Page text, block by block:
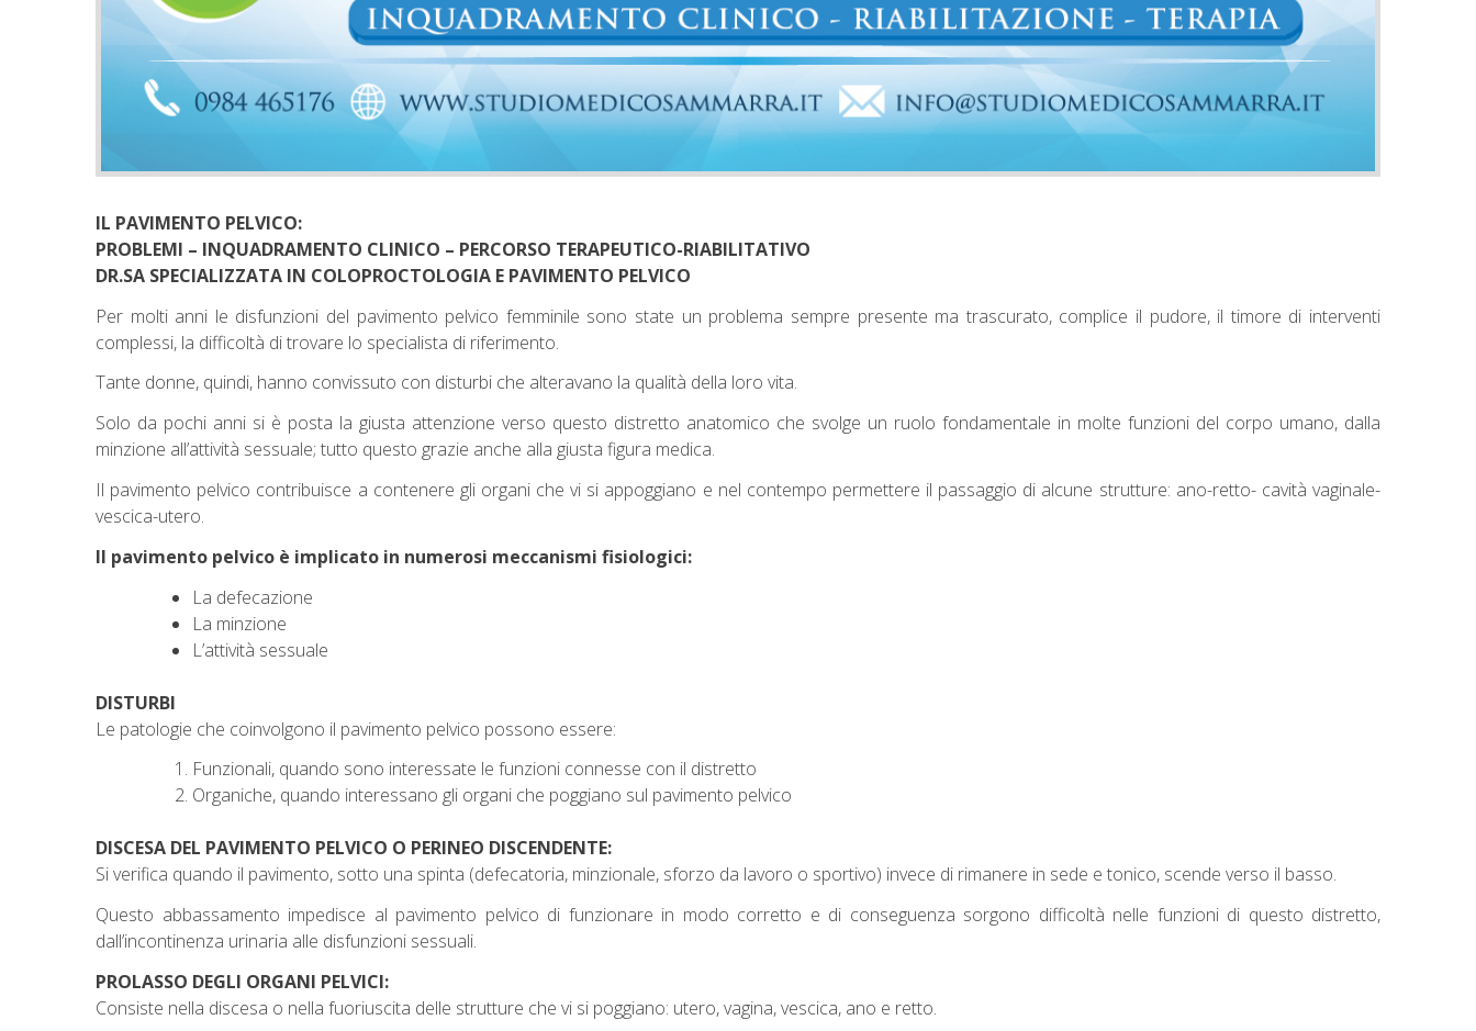
IL PAVIMENTO PELVICO:
PROBLEMI – INQUADRAMENTO CLINICO – PERCORSO TERAPEUTICO-RIABILITATIVO
DR.SA SPECIALIZZATA IN COLOPROCTOLOGIA E PAVIMENTO PELVICO
Per molti anni le disfunzioni del pavimento pelvico femminile sono state un problema sempre presente ma trascurato, complice il pudore, il timore di interventi
complessi, la difficoltà di trovare lo specialista di riferimento.
Tante donne, quindi, hanno convissuto con disturbi che alteravano la qualità della loro vita.
Solo da pochi anni si è posta la giusta attenzione verso questo distretto anatomico che svolge un ruolo fondamentale in molte funzioni del corpo umano, dalla
minzione all’attività sessuale; tutto questo grazie anche alla giusta figura medica.
Il pavimento pelvico contribuisce a contenere gli organi che vi si appoggiano e nel contempo permettere il passaggio di alcune strutture: ano-retto- cavità vaginale-
vescica-utero.
Il pavimento pelvico è implicato in numerosi meccanismi fisiologici:
La defecazione
La minzione
L’attività sessuale
DISTURBI
Le patologie che coinvolgono il pavimento pelvico possono essere:
Funzionali, quando sono interessate le funzioni connesse con il distretto
Organiche, quando interessano gli organi che poggiano sul pavimento pelvico
DISCESA DEL PAVIMENTO PELVICO O PERINEO DISCENDENTE:
Si verifica quando il pavimento, sotto una spinta (defecatoria, minzionale, sforzo da lavoro o sportivo) invece di rimanere in sede e tonico, scende verso il basso.
Questo abbassamento impedisce al pavimento pelvico di funzionare in modo corretto e di conseguenza sorgono difficoltà nelle funzioni di questo distretto,
dall’incontinenza urinaria alle disfunzioni sessuali.
PROLASSO DEGLI ORGANI PELVICI:
Consiste nella discesa o nella fuoriuscita delle strutture che vi si poggiano: utero, vagina, vescica, ano e retto.